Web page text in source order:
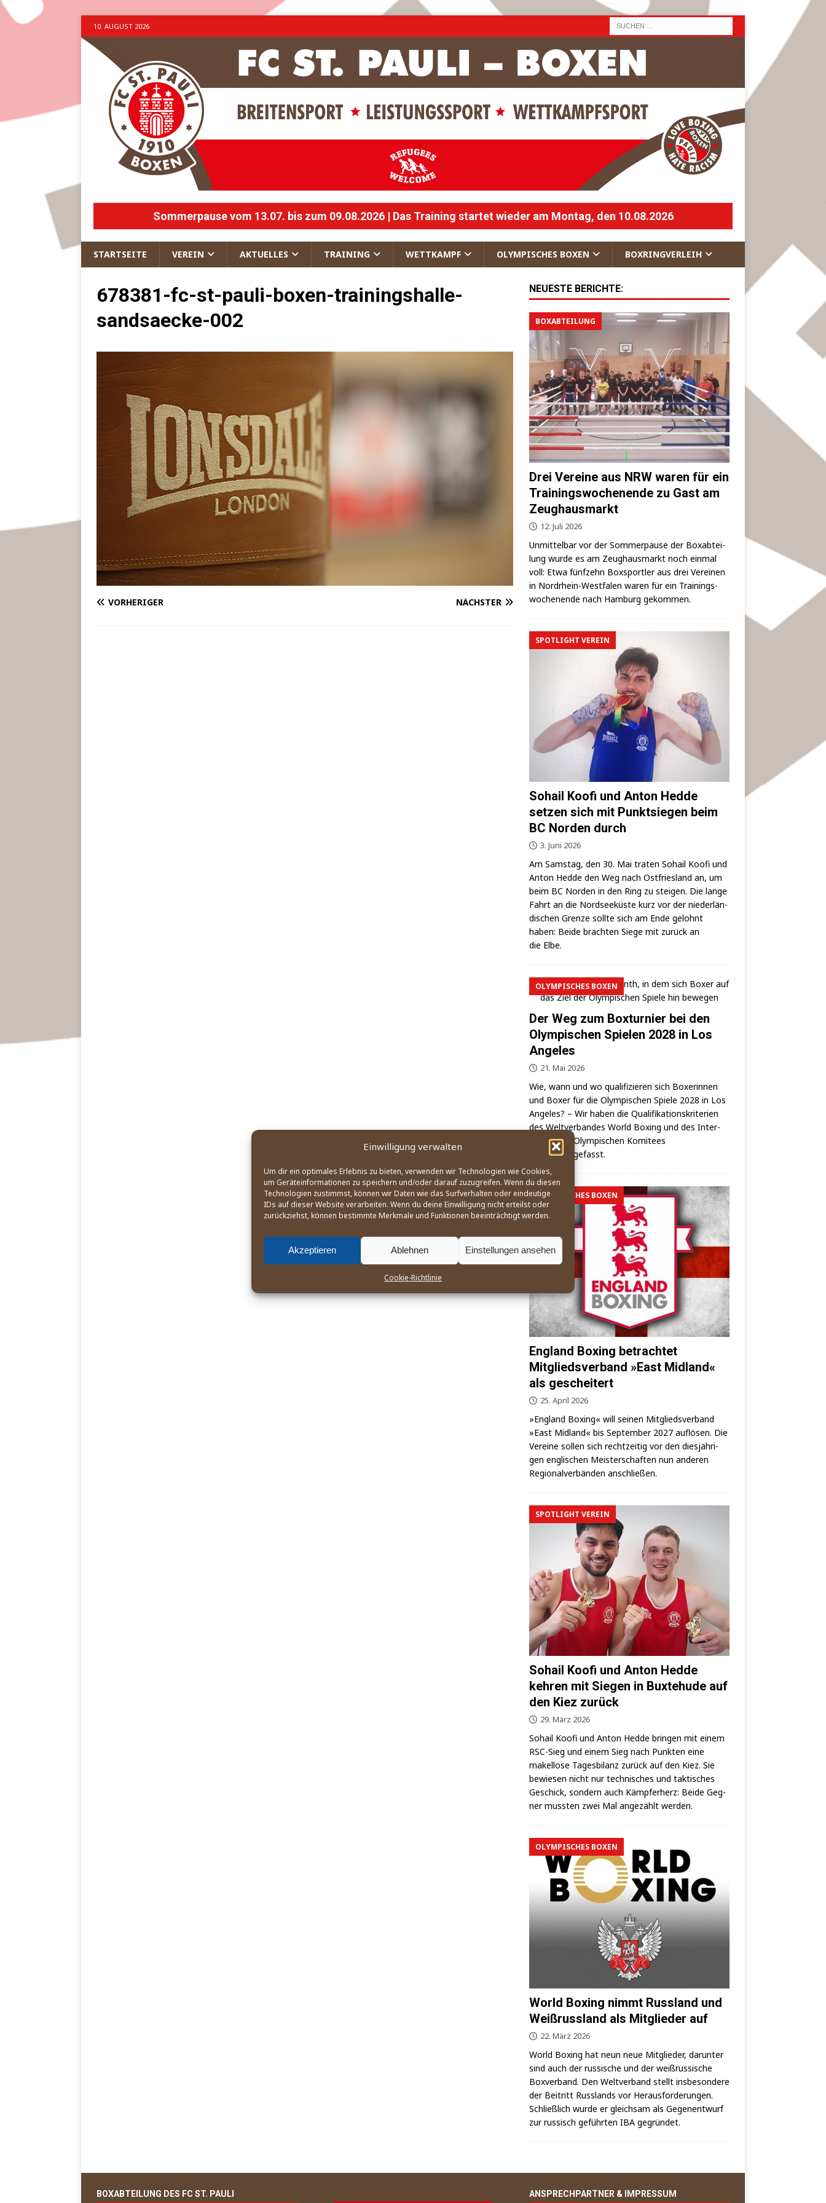
Einwilligung verwalten
Um dir ein optimales Erlebnis zu bieten, verwenden wir Technologien wie Cookies,
um Geräteinformationen zu speichern und/oder darauf zuzugreifen. Wenn du diesen
Technologien zustimmst, können wir Daten wie das Surfverhalten oder eindeutige
IDs auf dieser Website verarbeiten. Wenn du deine Einwilligung nicht erteilst oder
zurückziehst, können bestimmte Merkmale und Funktionen beeinträchtigt werden.
Akzeptieren Ablehnen Einstellungen ansehen
Cookie-Richtlinie
10. AUGUST 2026
Sommerpause vom 13.07. bis zum 09.08.2026 | Das Training startet wieder am Montag, den 10.08.2026
STARTSEITE VEREIN AKTUELLES TRAINING WETTKAMPF OLYMPISCHES BOXEN BOXRINGVERLEIH
678381-fc-st-pauli-boxen-trainingshalle-
sandsaecke-002
VORHERIGER NÄCHSTER
NEUESTE BERICHTE:
BOXABTEILUNG
Drei Vereine aus NRW waren für ein
Trainingswochenende zu Gast am
Zeughausmarkt
12. Juli 2026
Unmit­tel­bar vor der Som­mer­pau­se der Box­ab­tei­
lung wur­de es am Zeug­haus­markt noch ein­mal
voll: Etwa fünf­zehn Box­sport­ler aus drei Ver­ei­nen
in Nord­rhein-West­fa­len waren für ein Trai­nings­
wo­chen­en­de nach Ham­burg gekommen.
SPOTLIGHT VEREIN
Sohail Koofi und Anton Hedde
setzen sich mit Punktsiegen beim
BC Norden durch
3. Juni 2026
Am Sams­tag, den 30. Mai tra­ten Sohail Koo­fi und
Anton Hed­de den Weg nach Ost­fries­land an, um
beim BC Nor­den in den Ring zu stei­gen. Die lan­ge
Fahrt an die Nord­see­küs­te kurz vor der nie­der­län­
di­schen Gren­ze soll­te sich am Ende gelohnt
haben: Bei­de brach­ten Sie­ge mit zurück an
die Elbe.
OLYMPISCHES BOXEN
Der Weg zum Boxturnier bei den
Olympischen Spielen 2028 in Los
Angeles
21. Mai 2026
Wie, wann und wo qua­li­fi­zie­ren sich Boxe­rin­nen
und Boxer für die Olym­pi­schen Spie­le 2028 in Los
Ange­les? – Wir haben die Qua­li­fi­ka­ti­ons­kri­te­ri­en
des Welt­ver­ban­des World Boxing und des Inter­
na­tio­na­les Olym­pi­schen Komi­tees
zusammengefasst.
OLYMPISCHES BOXEN
England Boxing betrachtet
Mitgliedsverband »East Midland«
als gescheitert
25. April 2026
»Eng­land Boxing« will sei­nen Mit­glieds­ver­band
»East Mid­land« bis Sep­tem­ber 2027 auf­lö­sen. Die
Ver­ei­ne sol­len sich recht­zei­tig vor den dies­jäh­ri­
gen eng­li­schen Meis­ter­schaf­ten nun ande­ren
Regio­nal­ver­bän­den anschließen.
SPOTLIGHT VEREIN
Sohail Koofi und Anton Hedde
kehren mit Siegen in Buxtehude auf
den Kiez zurück
29. März 2026
Sohail Koo­fi und Anton Hed­de brin­gen mit einem
RSC-Sieg und einem Sieg nach Punk­ten eine
makel­lo­se Tages­bi­lanz zurück auf den Kiez. Sie
bewie­sen nicht nur tech­ni­sches und tak­ti­sches
Geschick, son­dern auch Kämp­fer­herz: Bei­de Geg­
ner muss­ten zwei Mal ange­zählt werden.
OLYMPISCHES BOXEN
World Boxing nimmt Russland und
Weißrussland als Mitglieder auf
22. März 2026
World Boxing hat neun neue Mit­glie­der, dar­un­ter
sind auch der rus­si­sche und der weiß­rus­si­sche
Box­ver­band. Den Welt­ver­band stellt ins­be­son­de­re
der Bei­tritt Russ­lands vor Her­aus­for­de­run­gen.
Schließ­lich wur­de er gleich­sam als Gegen­ent­wurf
zur rus­sisch geführ­ten IBA gegründet.
BOXABTEILUNG DES FC ST. PAULI ANSPRECHPARTNER & IMPRESSUM